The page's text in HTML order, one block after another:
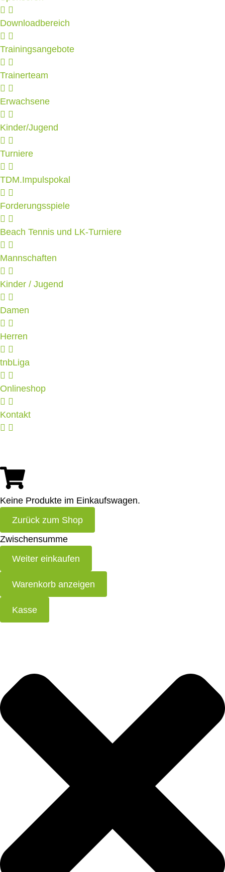
Downloadbereich
Trainingsangebote
Trainerteam
Erwachsene
Kinder/Jugend
Turniere
TDM.Impulspokal
Forderungsspiele
Beach Tennis und LK-Turniere
Mannschaften
Kinder / Jugend
Damen
Herren
tnbLiga
Onlineshop
Kontakt
Keine Produkte im Einkaufswagen.
Zurück zum Shop
Zwischensumme
Weiter einkaufen
Warenkorb anzeigen
Kasse